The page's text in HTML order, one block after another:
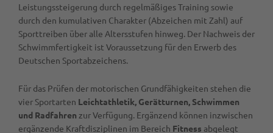
Leistungssteigerung durch regelmäßiges Training sowie
durch den kumulativen Charakter (Abzeichen mit Zahl) auf
Sporttreiben über alle Altersstufen hinweg. Der Nachweis der
Schwimmfertigkeit ist Voraussetzung für den Erwerb des
Deutschen Sportabzeichens.
Für das Prüfen der motorischen Grundfähigkeiten stehen die
vier Sportarten Leichtathletik, Gerätturnen, Schwimmen
und Radfahren zur Verfügung. Ergänzend können inzwischen
ergänzende Kraftdisziplinen im Bereich Fitness abgelegt